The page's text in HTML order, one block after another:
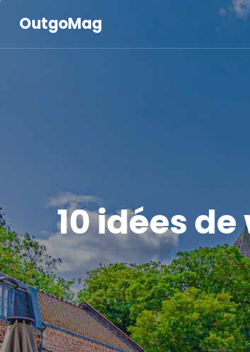
OutgoMag
10 idées